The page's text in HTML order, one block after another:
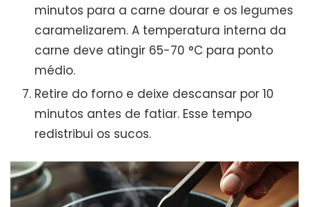
minutos para a carne dourar e os legumes
caramelizarem. A temperatura interna da
carne deve atingir 65-70 °C para ponto
médio.
Retire do forno e deixe descansar por 10
minutos antes de fatiar. Esse tempo
redistribui os sucos.